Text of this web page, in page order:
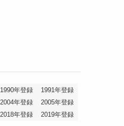
1990年登録
1991年登録
2004年登録
2005年登録
2018年登録
2019年登録